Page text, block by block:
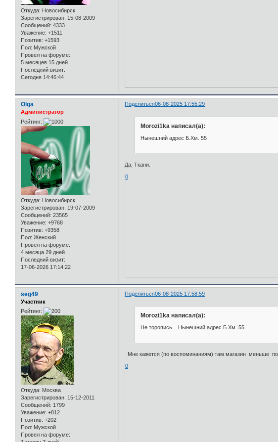
Откуда: Новосибирск
Зарегистрирован: 15-08-2009
Сообщений: 4333
Уважение: +1511
Позитив: +1593
Пол: Мужской
Провел на форуме:
5 месяцев 15 дней
Последний визит:
Сегодня 14:46:44
Поделиться06-08-2025 17:55:29
Olga
Администратор
Рейтинг:
Откуда: Новосибирск
Зарегистрирован: 19-07-2009
Сообщений: 23565
Уважение: +9768
Позитив: +9358
Пол: Женский
Провел на форуме:
4 месяца 29 дней
Последний визит:
17-06-2026 17:14:22
Morozi1ka написал(а):
Нынешний адрес Б.Хм. 55
Да, Ткани.
0
Поделиться06-08-2025 17:58:59
seg49
Участник
Рейтинг:
Откуда: Москва
Зарегистрирован: 15-12-2011
Сообщений: 1799
Уважение: +812
Позитив: +202
Пол: Мужской
Провел на форуме:
Morozi1ka написал(а):
Не торопись... Нынешний адрес Б.Хм. 55
Мне кажется (по воспоминаниям) там магазин меньше по
0